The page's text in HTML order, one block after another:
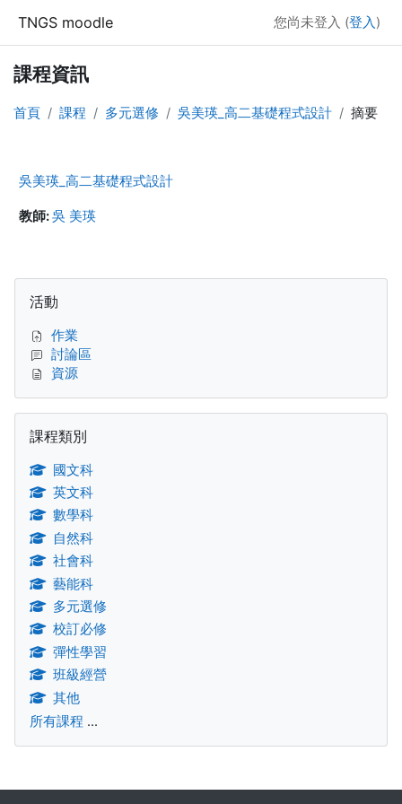
TNGS moodle 您尚未登入 (登入 )
課程資訊
首頁 課程 多元選修 吳美瑛_高二基礎程式設計 摘要
吳美瑛_高二基礎程式設計
教師:吳 美瑛
區塊
活動
作業
討論區
資源
課程類別
國文科
英文科
數學科
自然科
社會科
藝能科
多元選修
校訂必修
彈性學習
班級經營
其他
所有課程 ...
補充內容區塊